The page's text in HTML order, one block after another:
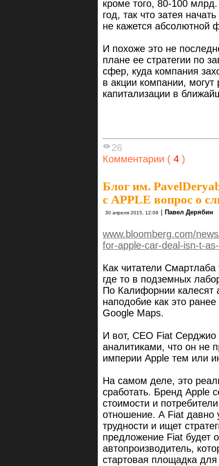
кроме того, 80-100
год, так что затея
не кажется абсолютной
И похоже это не
плане ее стратегии по
сфер, куда компания
в акции компании, могут
капитализации в
26
Комментарии ( 4 )
Блог им.
с APPLE вопрос о
30 апреля 2015, 12:09 Павел Дерябин
www.bloomberg.com/
for-apple-car-deal-isn-t-
Как читатели
где то в подземных
По Калифорнии калесят
наподобие как это
Google Maps.
И вот, CEO Fiat Серджио
аналитиками, что он не
империи Apple тем или
На самом деле, это
сработать. Бренд Apple
стоимости и
отношение. А Fiat давно
трудности и ищет
предложение Fiat будет
автопроизводитель,
стартовая площадка